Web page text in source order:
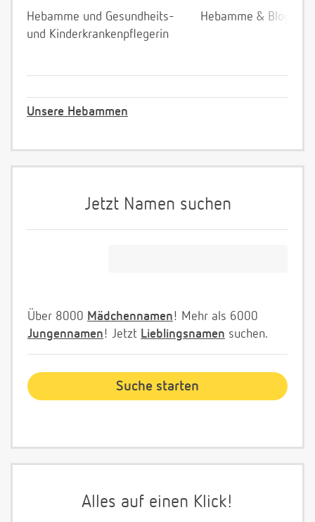
Hebamme und Gesundheits-
und Kinderkrankenpflegerin
Hebamme &
Unsere Hebammen
Jetzt Namen suchen
Über 8000 Mädchennamen! Mehr als 6000
Jungennamen! Jetzt Lieblingsnamen suchen.
Alles auf einen Klick!